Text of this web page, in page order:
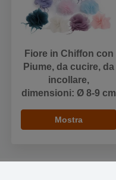
Fiore in Chiffon con
Piume, da cucire, da
incollare,
dimensioni: Ø 8-9 cm
Mostra